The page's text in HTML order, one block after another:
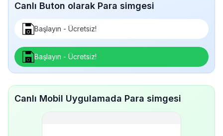
Canlı Buton olarak Para simgesi
Başlayın - Ücretsiz!
Başlayın - Ücretsiz!
Canlı Mobil Uygulamada Para simgesi